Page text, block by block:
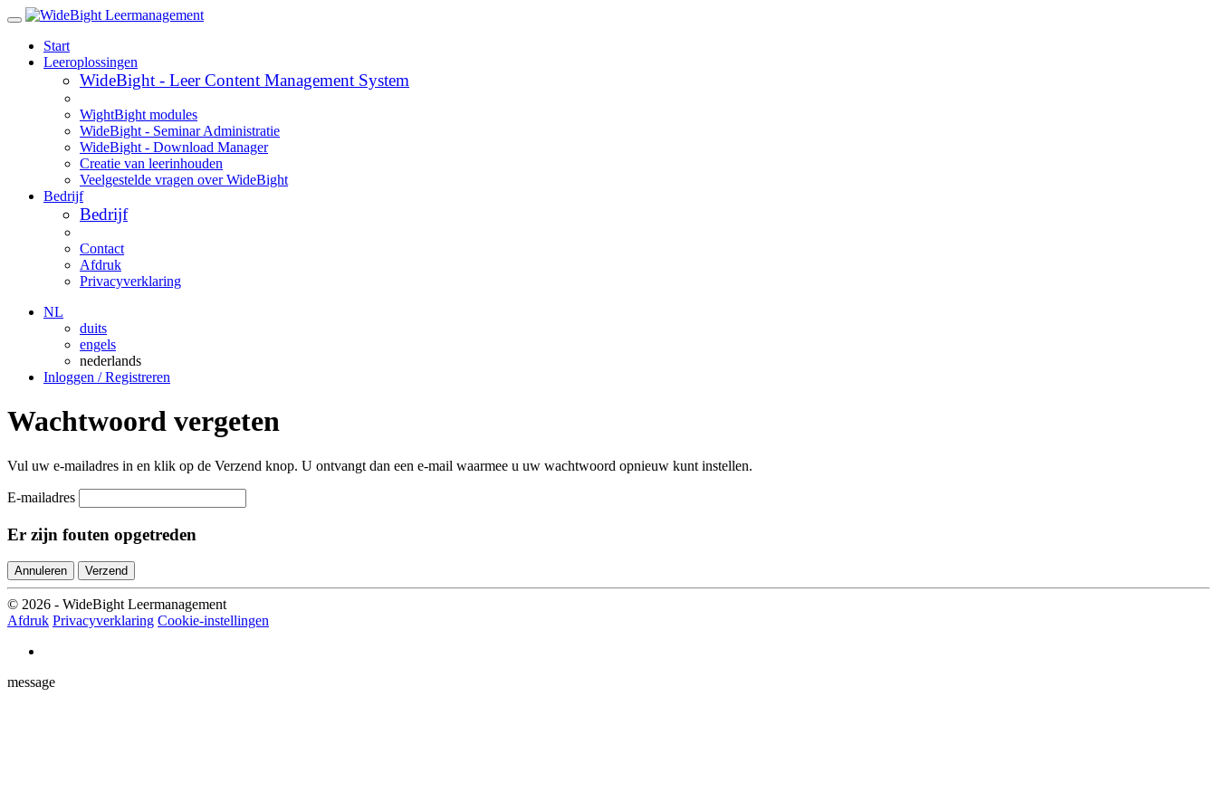
Start
Leeroplossingen
WideBight - Leer Content Management System
WightBight modules
WideBight - Seminar Administratie
WideBight - Download Manager
Creatie van leerinhouden
Veelgestelde vragen over WideBight
Bedrijf
Bedrijf
Contact
Afdruk
Privacyverklaring
NL
duits
engels
nederlands
Inloggen / Registreren
Wachtwoord vergeten
Vul uw e-mailadres in en klik op de Verzend knop. U ontvangt dan een e-mail waarmee u uw wachtwoord opnieuw kunt instellen.
E-mailadres
Er zijn fouten opgetreden
Annuleren Verzend
© 2026 - WideBight Leermanagement
Afdruk Privacyverklaring Cookie-instellingen
message